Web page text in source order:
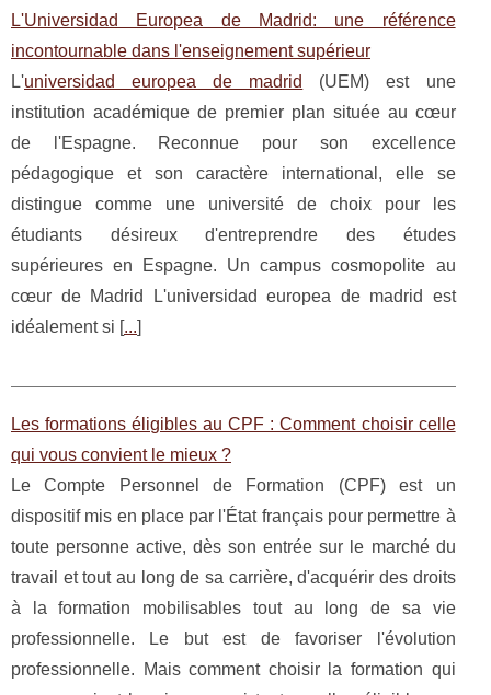
L'Universidad Europea de Madrid: une référence
incontournable dans l'enseignement supérieur
L'universidad europea de madrid
(UEM) est une
institution académique de premier plan située au cœur
de l'Espagne. Reconnue pour son excellence
pédagogique et son caractère international, elle se
distingue comme une université de choix pour les
étudiants désireux d'entreprendre des études
supérieures en Espagne. Un campus cosmopolite au
cœur de Madrid L'universidad europea de madrid est
idéalement si [...]
Les formations éligibles au CPF : Comment choisir celle
qui vous convient le mieux ?
Le Compte Personnel de Formation (CPF) est un
dispositif mis en place par l'État français pour permettre à
toute personne active, dès son entrée sur le marché du
travail et tout au long de sa carrière, d'acquérir des droits
à la formation mobilisables tout au long de sa vie
professionnelle. Le but est de favoriser l'évolution
professionnelle. Mais comment choisir la formation qui